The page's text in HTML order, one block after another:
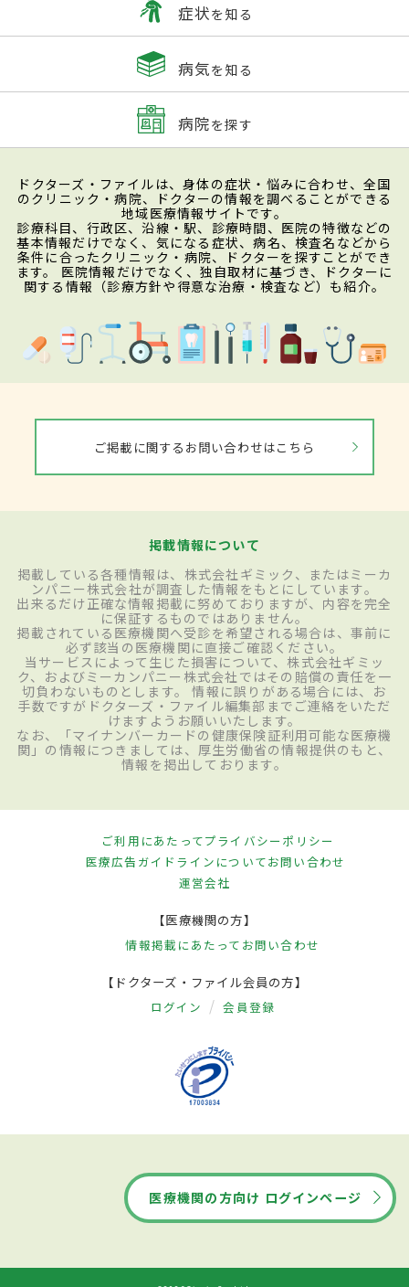
症状を知る
病気を知る
病院を探す
ドクターズ・ファイルは、身体の症状・悩みに合わせ、全国
のクリニック・病院、ドクターの情報を調べることができる
地域医療情報サイトです。
診療科目、行政区、沿線・駅、診療時間、医院の特徴などの
基本情報だけでなく、気になる症状、病名、検査名などから
条件に合ったクリニック・病院、ドクターを探すことができ
ます。 医院情報だけでなく、独自取材に基づき、ドクターに
関する情報（診療方針や得意な治療・検査など）も紹介。
ご掲載に関するお問い合わせはこちら
掲載情報について
掲載している各種情報は、株式会社ギミック、またはミーカ
ンパニー株式会社が調査した情報をもとにしています。
出来るだけ正確な情報掲載に努めておりますが、内容を完全
に保証するものではありません。
掲載されている医療機関へ受診を希望される場合は、事前に
必ず該当の医療機関に直接ご確認ください。
当サービスによって生じた損害について、株式会社ギミッ
ク、およびミーカンパニー株式会社ではその賠償の責任を一
切負わないものとします。 情報に誤りがある場合には、お
手数ですがドクターズ・ファイル編集部までご連絡をいただ
けますようお願いいたします。
なお、「マイナンバーカードの健康保険証利用可能な医療機
関」の情報につきましては、厚生労働省の情報提供のもと、
情報を掲出しております。
ご利用にあたってプライバシーポリシー
医療広告ガイドラインについてお問い合わせ
運営会社
【医療機関の方】
情報掲載にあたって お問い合わせ
【ドクターズ・ファイル会員の方】
ログイン 会員登録
医療機関の方向け ログインページ